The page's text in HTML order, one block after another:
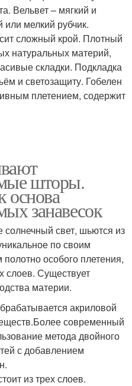
Вельвет – мягкий и
мелкий рубчик.
сложный крой. Плотный
натуральных материй,
складки. Подкладка
и светозащиту. Гобелен
плетением, содержит
шторы.
основа
занавесок
свет, шьются из
по своим
особого плетения,
слоев. Существует
материи.
акриловой
современный
метода двойного
с добавлением
из трех слоев.